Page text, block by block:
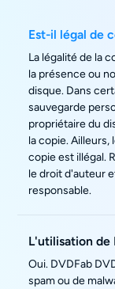
Est-il légal de
La légalité de la
la présence ou
disque. Dans
sauvegarde
propriétaire du
la copie.
copie est illégal.
le droit d'auteur
responsable.
L'utilisation de
Oui. DVDFab
spam ou de